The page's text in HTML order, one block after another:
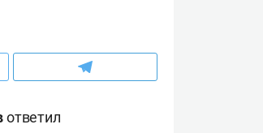
ответил